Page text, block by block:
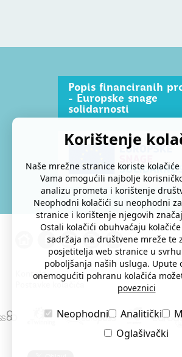
Popis financiranih
- Europske snage
solidarnosti
Kontakti
Postavke kolačića
Korištenje
Naše mrežne stranice koriste kolačiće
Vama omogućili najbolje
analizu prometa i korištenje
Neophodni kolačići su neophodni
stranice i korištenje njegovih
Ostali kolačići obuhvaćaju
sadržaja na društvene mreže te
posjetitelja web stranice u
poboljšanja naših usluga. Upute
onemogućiti pohranu kolačića
poveznici
Neophodni Analitički
Oglašivački